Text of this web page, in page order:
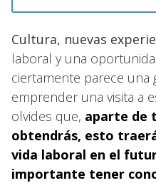
Cultura, nuevas
laboral y una
ciertamente parece una
emprender una visita a
olvides que, aparte de
obtendrás, esto
vida laboral en el
importante tener